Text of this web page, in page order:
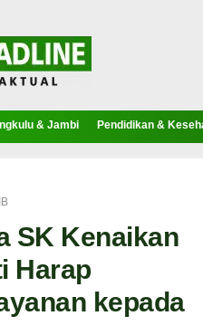
& Jambi Pendidikan &
SK Kenaikan
Harap
kepada